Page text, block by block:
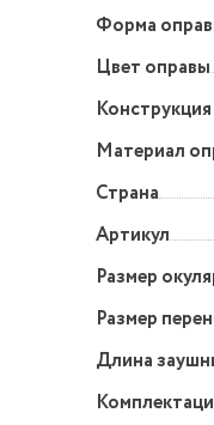
Форма
Цвет оправы
Материал
Страна
Артикул
Размер
Размер
Длина